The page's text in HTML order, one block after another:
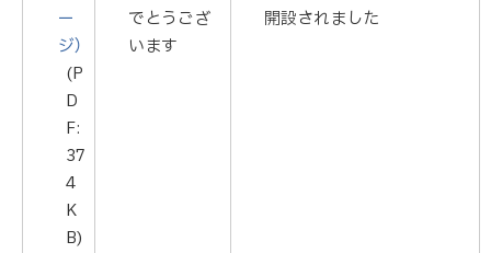
ー
ジ）
(P
D
F:
37
4
K
B)
でとうござ
います
開設されました